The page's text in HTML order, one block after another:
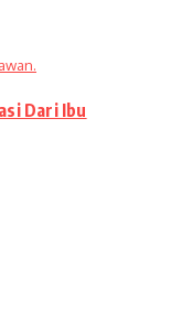
Dari Ibu